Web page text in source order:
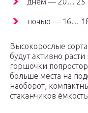
ночью — 16… 18
Высокорослые
будут активно
горшочки
больше места на
наоборот,
стаканчиков